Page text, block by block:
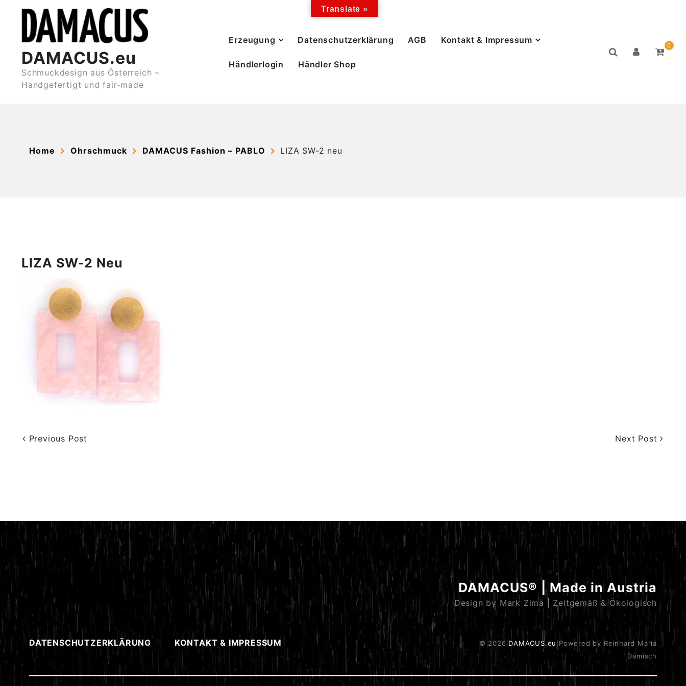
content
DAMACUS.eu
Schmuckdesign aus Österreich –
Handgefertigt und fair-made
Erzeugung Datenschutzerklärung AGB Kontakt & Impressum
Händlerlogin Händler Shop
0
Home Ohrschmuck DAMACUS Fashion – PABLO LIZA SW-2 neu
LIZA SW-2 Neu
Previous Post Next Post
DAMACUS® | Made in Austria
Design by Mark Zima | Zeitgemäß & Ökologisch
DATENSCHUTZERKLÄRUNG KONTAKT & IMPRESSUM © 2026 DAMACUS.eu Powered by Reinhard Maria
Damisch
Translate »